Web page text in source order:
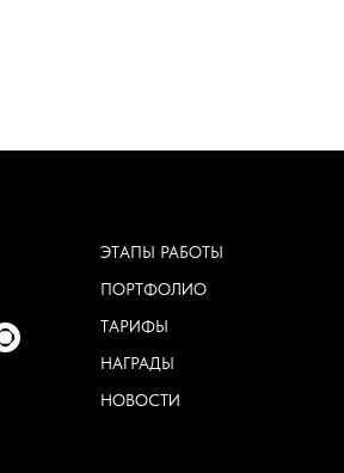
ЭТАПЫ РАБОТЫ
ПОРТФОЛИО
ТАРИФЫ
НАГРАДЫ
НОВОСТИ